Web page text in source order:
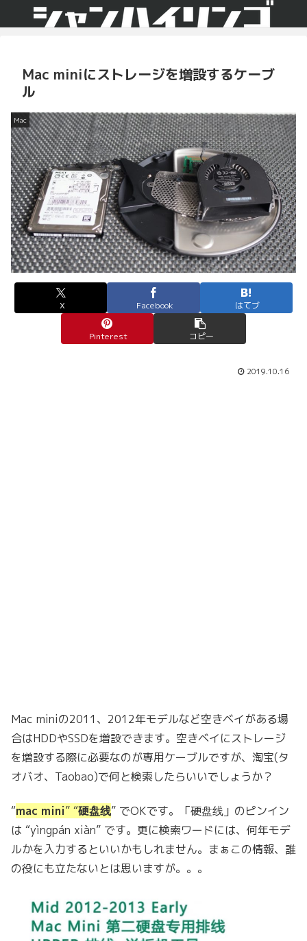
Mac miniにストレージを増設するケーブ
ル
Mac
X Facebook はてブ
Pinterest コピー
2019.10.16
Mac miniの2011、2012年モデルなど空きベイがある場
合はHDDやSSDを増設できます。空きベイにストレージ
を増設する際に必要なのが専用ケーブルですが、淘宝(タ
オバオ、Taobao)で何と検索したらいいでしょうか？
“mac mini” “硬盘线” でOKです。「硬盘线」のピンイン
は “yìngpán xiàn” です。更に検索ワードには、何年モデ
ルかを入力するといいかもしれません。まぁこの情報、誰
の役にも立たないとは思いますが。。。